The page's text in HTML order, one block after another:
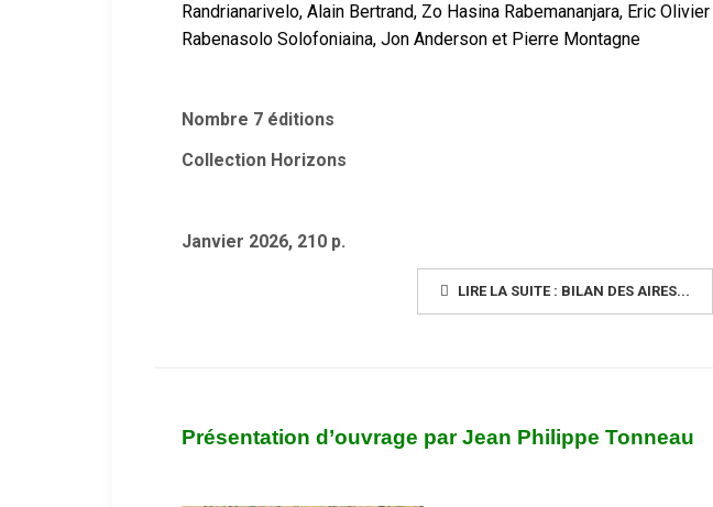
Randrianarivelo, Alain Bertrand, Zo Hasina Rabemananjara, Eric Olivier
Rabenasolo Solofoniaina,Jon Anderson et Pierre Montagne
Nombre 7 éditions
Collection Horizons
Janvier 2026, 210 p.
LIRE LA SUITE : BILAN DES AIRES...
Présentation d’ouvrage par Jean Philippe Tonneau